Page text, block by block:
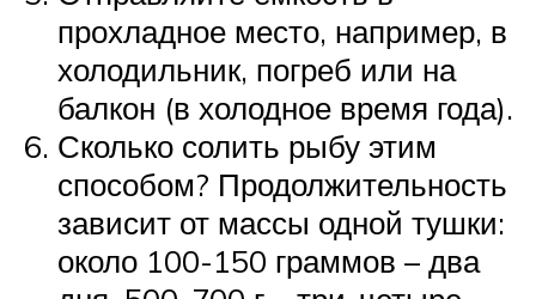
прохладное место, например, в
холодильник, погреб или на
балкон (в холодное время года).
Сколько солить рыбу этим
способом? Продолжительность
зависит от массы одной тушки:
около 100-150 граммов – два